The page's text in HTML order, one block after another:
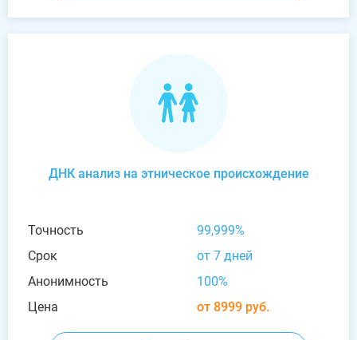
ДНК анализ на этническое происхождение
Точность
99,999%
Срок
от 7 дней
Анонимность
100%
Цена
от 8999 руб.